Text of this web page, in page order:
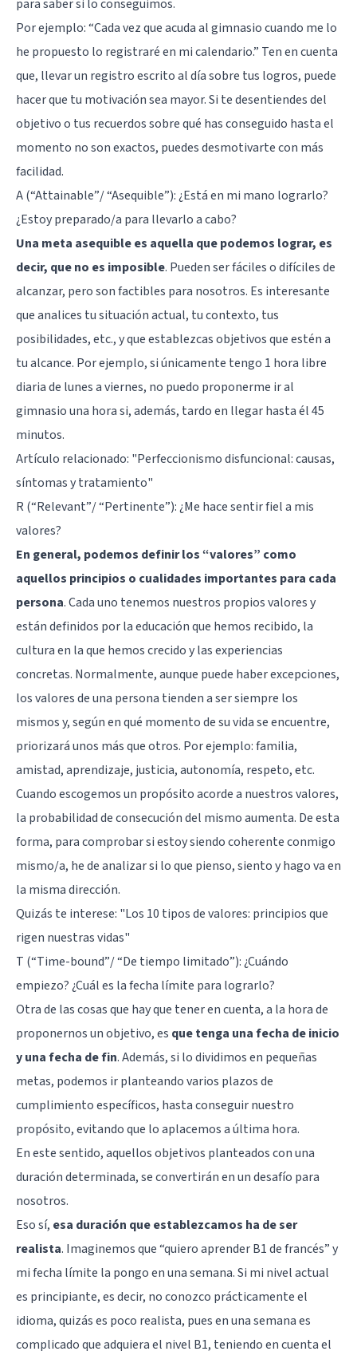
para saber si lo conseguimos.
Por ejemplo: “Cada vez que acuda al gimnasio cuando me lo
he propuesto lo registraré en mi calendario.” Ten en cuenta
que, llevar un registro escrito al día sobre tus logros, puede
hacer que tu motivación sea mayor. Si te desentiendes del
objetivo o tus recuerdos sobre qué has conseguido hasta el
momento no son exactos, puedes desmotivarte con más
facilidad.
A (“Attainable”/ “Asequible”): ¿Está en mi mano lograrlo?
¿Estoy preparado/a para llevarlo a cabo?
Una meta asequible es aquella que podemos lograr, es
decir, que no es imposible. Pueden ser fáciles o difíciles de
alcanzar, pero son factibles para nosotros. Es interesante
que analices tu situación actual, tu contexto, tus
posibilidades, etc., y que establezcas objetivos que estén a
tu alcance. Por ejemplo, si únicamente tengo 1 hora libre
diaria de lunes a viernes, no puedo proponerme ir al
gimnasio una hora si, además, tardo en llegar hasta él 45
minutos.
Artículo relacionado: "Perfeccionismo disfuncional: causas,
síntomas y tratamiento"
R (“Relevant”/ “Pertinente”): ¿Me hace sentir fiel a mis
valores?
En general, podemos definir los “valores” como
aquellos principios o cualidades importantes para cada
persona. Cada uno tenemos nuestros propios valores y
están definidos por la educación que hemos recibido, la
cultura en la que hemos crecido y las experiencias
concretas. Normalmente, aunque puede haber excepciones,
los valores de una persona tienden a ser siempre los
mismos y, según en qué momento de su vida se encuentre,
priorizará unos más que otros. Por ejemplo: familia,
amistad, aprendizaje, justicia, autonomía, respeto, etc.
Cuando escogemos un propósito acorde a nuestros valores,
la probabilidad de consecución del mismo aumenta. De esta
forma, para comprobar si estoy siendo coherente conmigo
mismo/a, he de analizar si lo que pienso, siento y hago va en
la misma dirección.
Quizás te interese: "Los 10 tipos de valores: principios que
rigen nuestras vidas"
T (“Time-bound”/ “De tiempo limitado”): ¿Cuándo
empiezo? ¿Cuál es la fecha límite para lograrlo?
Otra de las cosas que hay que tener en cuenta, a la hora de
proponernos un objetivo, es que tenga una fecha de inicio
y una fecha de fin. Además, si lo dividimos en pequeñas
metas, podemos ir planteando varios plazos de
cumplimiento específicos, hasta conseguir nuestro
propósito, evitando que lo aplacemos a última hora.
En este sentido, aquellos objetivos planteados con una
duración determinada, se convertirán en un desafío para
nosotros.
Eso sí, esa duración que establezcamos ha de ser
realista. Imaginemos que “quiero aprender B1 de francés” y
mi fecha límite la pongo en una semana. Si mi nivel actual
es principiante, es decir, no conozco prácticamente el
idioma, quizás es poco realista, pues en una semana es
complicado que adquiera el nivel B1, teniendo en cuenta el